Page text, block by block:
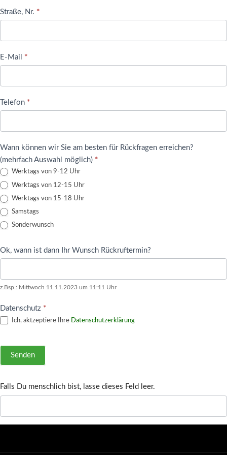
Straße, Nr. *
E-Mail *
Telefon *
Wann können wir Sie am besten für Rückfragen erreichen?
(mehrfach Auswahl möglich) *
Werktags von 9-12 Uhr
Werktags von 12-15 Uhr
Werktags von 15-18 Uhr
Samstags
Sonderwunsch
Ok, wann ist dann Ihr Wunsch Rückruftermin?
z.Bsp.: Mittwoch 11.11.2023 um 11:11 Uhr
Datenschutz *
Ich, aktzeptiere Ihre Datenschutzerklärung
Senden
Falls Du menschlich bist, lasse dieses Feld leer.